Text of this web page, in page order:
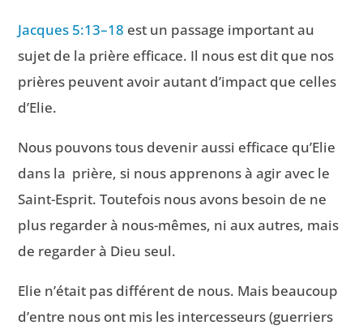
Jacques 5:13–18 est un passage important au
sujet de la prière efficace. Il nous est dit que nos
prières peuvent avoir autant d’impact que celles
d’Elie.
Nous pouvons tous devenir aussi efficace qu’Elie
dans la prière, si nous apprenons à agir avec le
Saint-Esprit. Toutefois nous avons besoin de ne
plus regarder à nous-mêmes, ni aux autres, mais
de regarder à Dieu seul.
Elie n’était pas différent de nous. Mais beaucoup
d’entre nous ont mis les intercesseurs (guerriers